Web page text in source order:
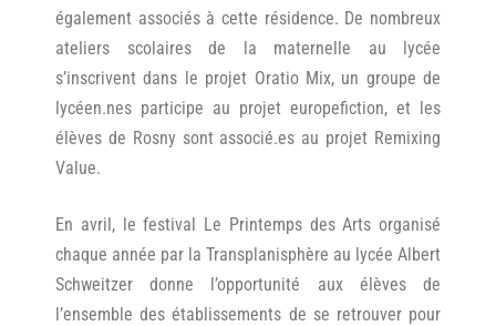
également associés à cette résidence. De nombreux
ateliers scolaires de la maternelle au lycée
s’inscrivent dans le projet Oratio Mix, un groupe de
lycéen.nes participe au projet europefiction, et les
élèves de Rosny sont associé.es au projet Remixing
Value.
En avril, le festival Le Printemps des Arts organisé
chaque année par la Transplanisphère au lycée Albert
Schweitzer donne l’opportunité aux élèves de
l’ensemble des établissements de se retrouver pour